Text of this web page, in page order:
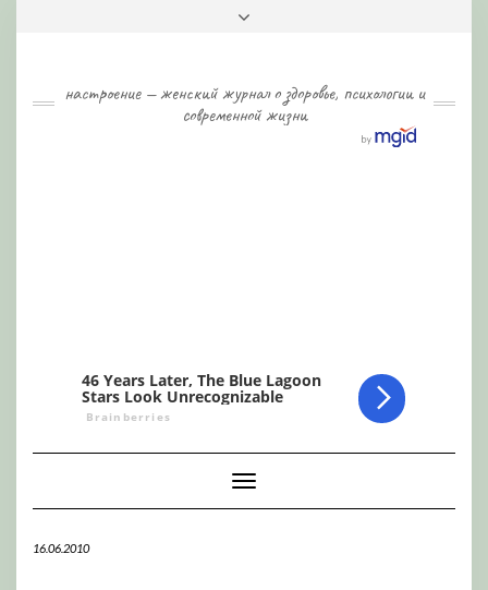
настроение — женский журнал о здоровье, психологии и
современной жизни
Toggle
Navigation
16.06.2010